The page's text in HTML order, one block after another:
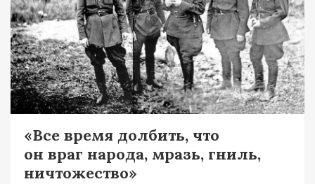
«Все время долбить, что
он враг народа, мразь, гниль,
ничтожество»